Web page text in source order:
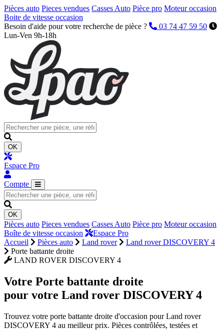
Pièces auto Pieces vendues Casses Auto Pièce pro Moteur occasion
Boite de vitesse occasion
Besoin d'aide pour votre recherche de pièce ?
03 74 47 59 50
Lun-Ven 9h-18h
OK
Espace Pro
Compte
OK
Pièces auto Pieces vendues Casses Auto Pièce pro Moteur occasion
Boîte de vitesse occasion
Espace Pro
Accueil
Pièces auto Land rover
Land rover DISCOVERY 4
Porte battante droite
LAND ROVER DISCOVERY 4
Votre Porte battante droite
pour votre Land rover DISCOVERY 4
Trouvez votre porte battante droite d'occasion pour Land rover
DISCOVERY 4 au meilleur prix. Pièces contrôlées, testées et